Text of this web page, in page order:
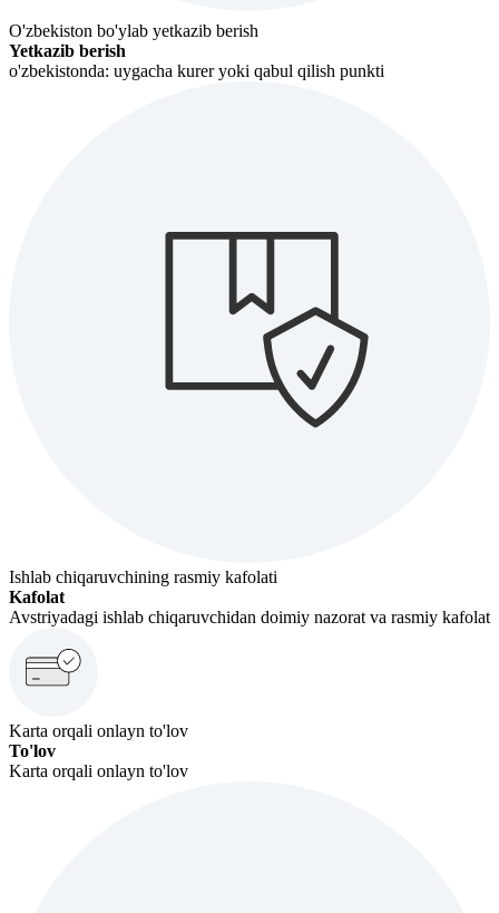
O'zbekiston bo'ylab yetkazib berish
Yetkazib berish
o'zbekistonda: uygacha kurer yoki qabul qilish punkti
Ishlab chiqaruvchining rasmiy kafolati
Kafolat
Avstriyadagi ishlab chiqaruvchidan doimiy nazorat va rasmiy kafolat
Karta orqali onlayn to'lov
To'lov
Karta orqali onlayn to'lov